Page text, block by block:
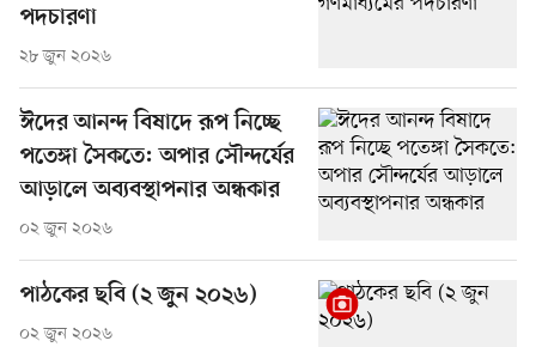
পদচারণা
২৮ জুন ২০২৬
ঈদের আনন্দ বিষাদে রূপ নিচ্ছে
পতেঙ্গা সৈকতে: অপার সৌন্দর্যের
আড়ালে অব্যবস্থাপনার অন্ধকার
০২ জুন ২০২৬
পাঠকের ছবি (২ জুন ২০২৬)
০২ জুন ২০২৬